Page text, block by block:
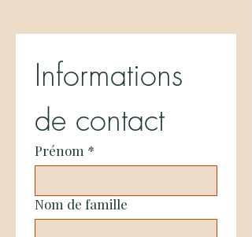
Informations
de contact
Prénom *
Nom de famille